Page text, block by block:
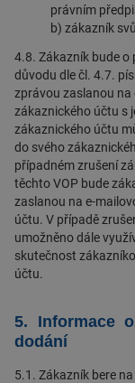
právním
b) zákazník
4.8. Zákazník bude
důvodu dle čl. 4.7.
zprávou zaslanou na
zákaznického účtu s
zákaznického účtu
do svého
případném zrušení
těchto VOP bude
zaslanou na e-
účtu. V případě
umožněno dále
skutečnost
účtu.
5. Informace
dodání
5.1. Zákazník bere